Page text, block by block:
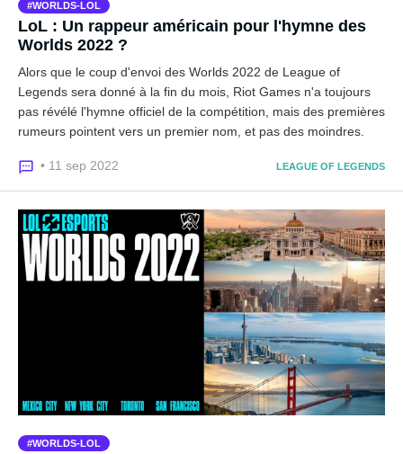
WORLDS-LOL
LoL : Un rappeur américain pour l'hymne des
Worlds 2022 ?
Alors que le coup d'envoi des Worlds 2022 de League of
Legends sera donné à la fin du mois, Riot Games n'a toujours
pas révélé l'hymne officiel de la compétition, mais des premières
rumeurs pointent vers un premier nom, et pas des moindres.
• 11 sep 2022 LEAGUE OF LEGENDS
WORLDS-LOL